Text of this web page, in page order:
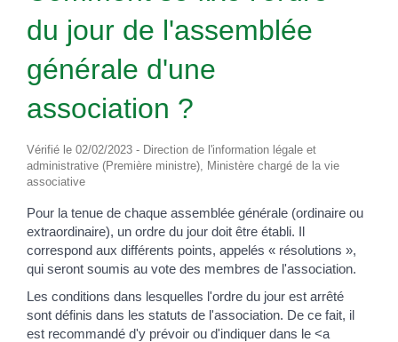
du jour de l'assemblée
générale d'une
association ?
Vérifié le 02/02/2023 - Direction de l'information légale et
administrative (Première ministre), Ministère chargé de la vie
associative
Pour la tenue de chaque assemblée générale (ordinaire ou
extraordinaire), un ordre du jour doit être établi. Il
correspond aux différents points, appelés « résolutions »,
qui seront soumis au vote des membres de l'association.
Les conditions dans lesquelles l'ordre du jour est arrêté
sont définis dans les statuts de l'association. De ce fait, il
est recommandé d'y prévoir ou d'indiquer dans le <a